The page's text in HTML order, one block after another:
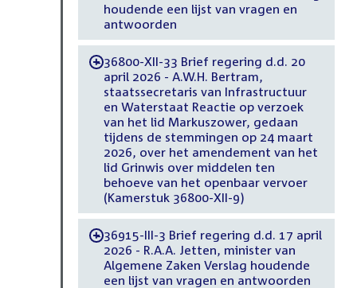
houdende een lijst van vragen en
antwoorden
-36800-XII-33 Brief regering d.d. 20
april 2026 - A.W.H. Bertram,
staatssecretaris van Infrastructuur
en Waterstaat Reactie op verzoek
van het lid Markuszower, gedaan
tijdens de stemmingen op 24 maart
2026, over het amendement van het
lid Grinwis over middelen ten
behoeve van het openbaar vervoer
(Kamerstuk 36800-XII-9)
-36915-III-3 Brief regering d.d. 17 april
2026 - R.A.A. Jetten, minister van
Algemene Zaken Verslag houdende
een lijst van vragen en antwoorden